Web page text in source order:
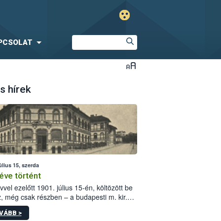
hírek
15, szerda
történt
ezelőtt 1901. július 15-én, költözött be
még csak részben – a budapesti m. kir.
állomás a Kis Rókus utca
alatti, Czigler Győző által tervezett új
>